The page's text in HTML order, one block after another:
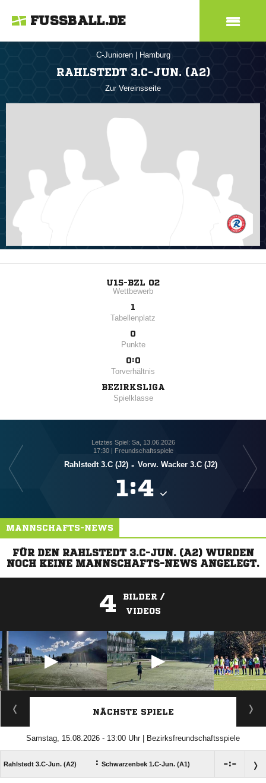
FUSSBALL.DE
C-Junioren Hamburg
RAHLSTEDT 3.C-JUN. (A2)
Zur Vereinsseite
U15-BZL 02
Wettbewerb
1
Tabellenplatz
0
Punkte
0:0
Torverhältnis
BEZIRKSLIGA
Spielklasse
Letztes Spiel: Sa, 13.06.2026
17:30 | Freundschaftsspiele
Rahlstedt 3.C (J2) - Vorw. Wacker 3.C (J2)
:
MANNSCHAFTS-NEWS
FÜR DEN RAHLSTEDT 3.C-JUN. (A2) WURDEN
NOCH KEINE MANNSCHAFTS-NEWS ANGELEGT.
4
BILDER /
VIDEOS
ANZEIGE
NÄCHSTE SPIELE
Samstag, 15.08.2026 - 13:00 Uhr | Bezirksfreundschaftsspiele
Rahlstedt 3.C-Jun. (A2) : Schwarzenbek 1.C-Jun. (A1) :